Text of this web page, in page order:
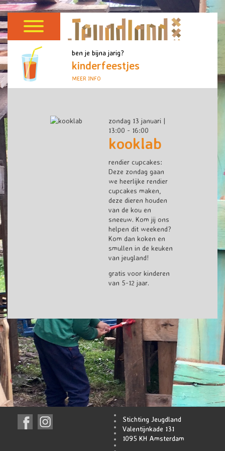
ben je bijna jarig?
kinderfeestjes
MEER INFO
zondag 13 januari |
13:00 - 16:00
kooklab
rendier cupcakes:
Deze zondag gaan
we heerlijke rendier
cupcakes maken,
deze dieren houden
van de kou en
sneeuw. Kom jij ons
helpen dit weekend?
Kom dan koken en
smullen in de keuken
van jeugland!
gratis voor kinderen
van 5-12 jaar.
Stichting Jeugdland
Valentijnkade 131
1095 KH Amsterdam